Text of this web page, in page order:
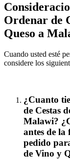
Ordenar de
Queso a
Cuando usted esté
considere los
¿Cuanto
de Cestas
Malawi?
antes de la
pedido
de Vino y